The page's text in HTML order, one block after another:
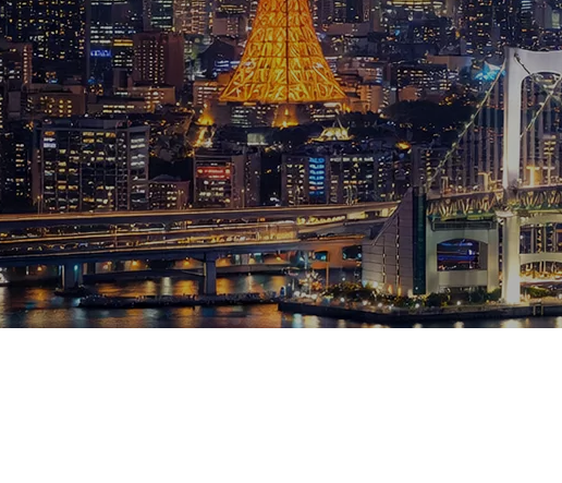
ブログ お知らせ
スポーツ 競馬
テニス四大大会・五輪
テニス四大大会・五輪